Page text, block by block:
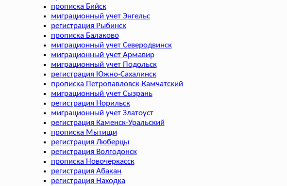
прописка Бийск
миграционный учет Энгельс
регистрация Рыбинск
прописка Балаково
миграционный учет Северодвинск
миграционный учет Армавир
миграционный учет Подольск
регистрация Южно-Сахалинск
прописка Петропавловск-Камчатский
миграционный учет Сызрань
регистрация Норильск
миграционный учет Златоуст
регистрация Каменск-Уральский
прописка Мытищи
регистрация Люберцы
регистрация Волгодонск
прописка Новочеркасск
регистрация Абакан
регистрация Находка